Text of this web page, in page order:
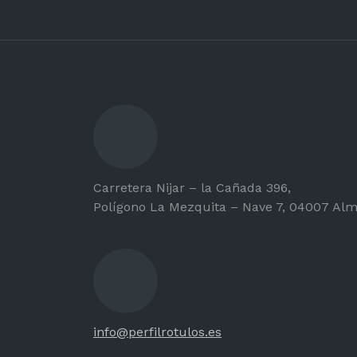
Carretera Nijar – la Cañada 396,
Polígono La Mezquita – Nave 7, 04007
info@perfilrotulos.es